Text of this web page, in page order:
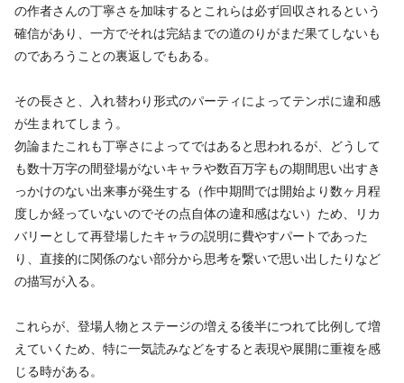
の作者さんの丁寧さを加味するとこれらは必ず回収されるという
確信があり、一方でそれは完結までの道のりがまだ果てしないも
のであろうことの裏返しでもある。
その長さと、入れ替わり形式のパーティによってテンポに違和感
が生まれてしまう。
勿論またこれも丁寧さによってではあると思われるが、どうして
も数十万字の間登場がないキャラや数百万字もの期間思い出すき
っかけのない出来事が発生する（作中期間では開始より数ヶ月程
度しか経っていないのでその点自体の違和感はない）ため、リカ
バリーとして再登場したキャラの説明に費やすパートであった
り、直接的に関係のない部分から思考を繋いで思い出したりなど
の描写が入る。
これらが、登場人物とステージの増える後半につれて比例して増
えていくため、特に一気読みなどをすると表現や展開に重複を感
じる時がある。